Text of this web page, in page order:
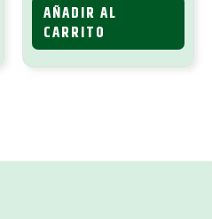
AÑADIR AL
CARRITO